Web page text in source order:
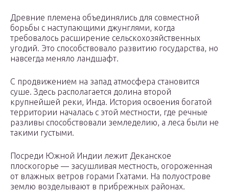
Древние племена объединялись для совместной
борьбы с наступающими джунглями, когда
требовалось расширение сельскохозяйственных
угодий. Это способствовало развитию государства, но
навсегда меняло ландшафт.
С продвижением на запад атмосфера становится
суше. Здесь располагается долина второй
крупнейшей реки, Инда. История освоения богатой
территории началась с этой местности, где речные
разливы способствовали земледелию, а леса были не
такими густыми.
Посреди Южной Индии лежит Деканское
плоскогорье — засушливая местность, огороженная
от влажных ветров горами Гхатами. На полуострове
землю возделывают в прибрежных районах.